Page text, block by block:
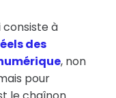
consiste à
des
, non
pour